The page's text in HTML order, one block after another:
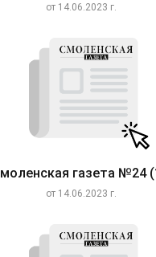
от 14.06.2023 г.
газета №24
от 14.06.2023 г.